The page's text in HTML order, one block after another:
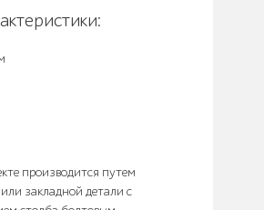
производится путем
закладной детали с